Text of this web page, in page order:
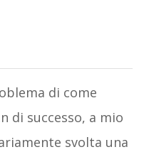
di come
di successo, a mio
svolta una